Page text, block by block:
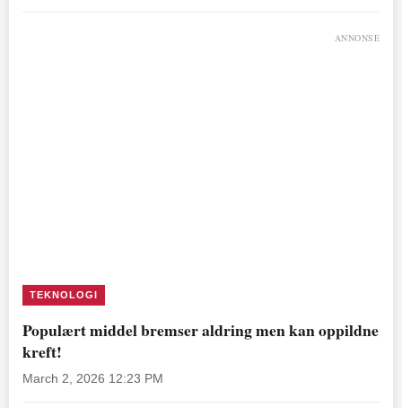
ANNONSE
TEKNOLOGI
Populært middel bremser aldring men kan oppildne
kreft!
March 2, 2026 12:23 PM